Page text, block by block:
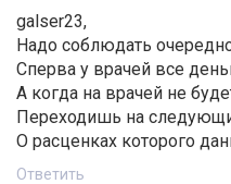
galser23,
Надо соблюдать
Сперва у врачей все
А когда на врачей не
Переходишь на
О расценках которого
Ответить